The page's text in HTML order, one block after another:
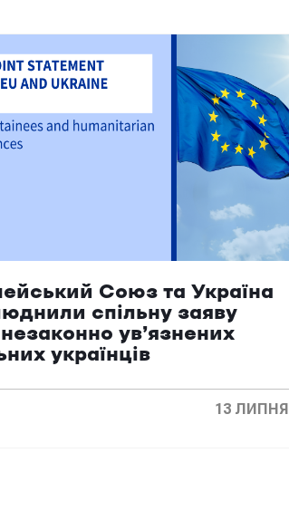
Союз та Україна
спільну заяву
ув’язнених
українців
13 ЛИПНЯ